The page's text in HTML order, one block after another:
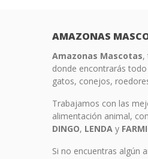
AMAZONAS
Amazonas Mascotas,
donde encontrarás
gatos, conejos,
Trabajamos con las
alimentación animal,
DINGO, LENDA y
Si no encuentras algún